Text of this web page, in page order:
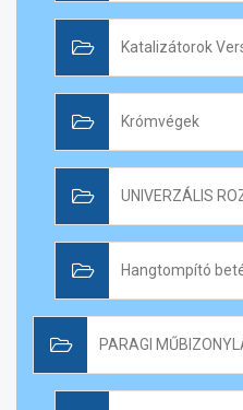
Katalizátorok
Krómvégek
UNIVERZÁLIS
Hangtompító
PARAGI